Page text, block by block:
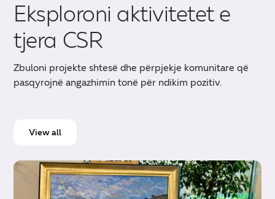
Eksploroni aktivitetet e
tjera CSR
Zbuloni projekte shtesë dhe përpjekje komunitare që
pasqyrojnë angazhimin tonë për ndikim pozitiv.
View all